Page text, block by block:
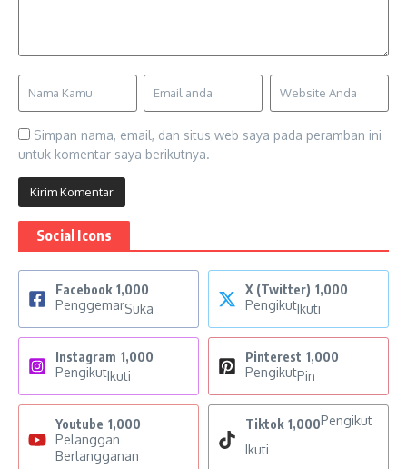
Simpan nama, email, dan situs web saya pada peramban ini
untuk komentar saya berikutnya.
Social Icons
Facebook 1,000
PenggemarSuka
X (Twitter) 1,000
PengikutIkuti
Instagram 1,000
PengikutIkuti
Pinterest 1,000
PengikutPin
Youtube 1,000
Pelanggan
Berlangganan
Tiktok 1,000Pengikut
Ikuti